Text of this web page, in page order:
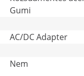
Gumi
AC/DC Adapter
Nem